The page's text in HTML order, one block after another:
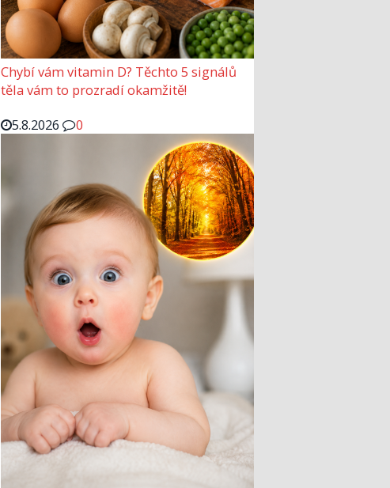
Chybí vám vitamin D? Těchto 5 signálů
těla vám to prozradí okamžitě!
5.8.2026
0